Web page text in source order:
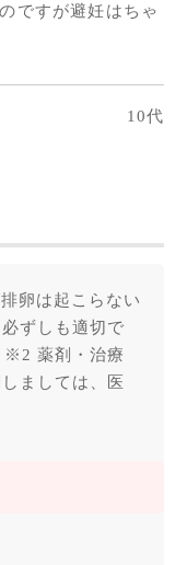
ですが避妊はちゃ
10代
卵は起こらない
ずしも適切で
※2 薬剤・治療
ましては、医